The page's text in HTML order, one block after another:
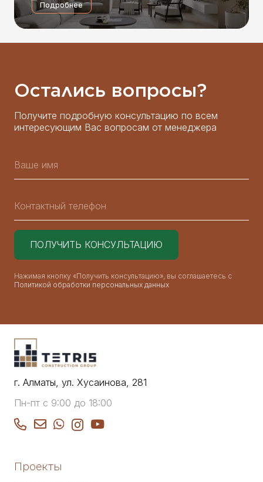
Подробнее
Остались вопросы?
Получите подробную консультацию по всем
интересующим Вас вопросам от менеджера
Нажимая кнопку «Получить консультацию», вы соглашаетесь с
Политикой обработки персональных данных
г. Алматы, ул. Хусаинова, 281
Пн-пт с 9:00 до 18:00
Проекты